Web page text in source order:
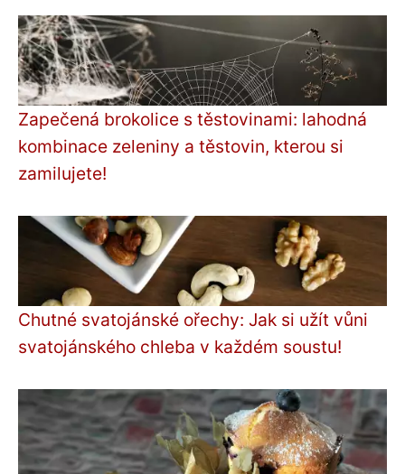
Zapečená brokolice s těstovinami: lahodná
kombinace zeleniny a těstovin, kterou si
zamilujete!
Chutné svatojánské ořechy: Jak si užít vůni
svatojánského chleba v každém soustu!